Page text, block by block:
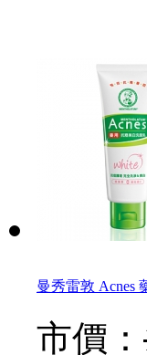
曼秀雷敦 Acnes
市價：